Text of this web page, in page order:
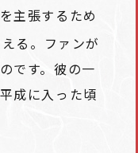
主張するため
る。ファンが
です。彼の一
成に入った頃